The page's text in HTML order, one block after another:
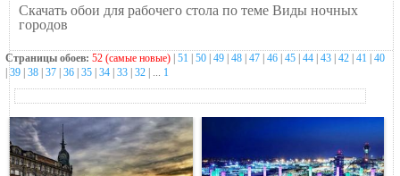
Скачать обои для рабочего стола по теме Виды ночных
городов
Страницы обоев: 52 (самые новые) 51 50 49 48 47 46 45 44 43 42 41
40
|39 38 37 36 35 34 33 32 | ... 1